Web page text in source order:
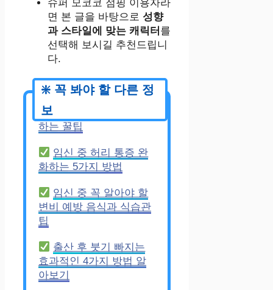
슈퍼 모코코 점핑 이용자라
면 본 글을 바탕으로 성향
과 스타일에 맞는 캐릭터 를
선택해 보시길 추천드립니
다.
하는 꿀팁
임신 중 허리 통증 완
화하는 5가지 방법
임신 중 꼭 알아야 할
변비 예방 음식과 식습관
팁
출산 후 붓기 빠지는
효과적인 4가지 방법 알
아보기